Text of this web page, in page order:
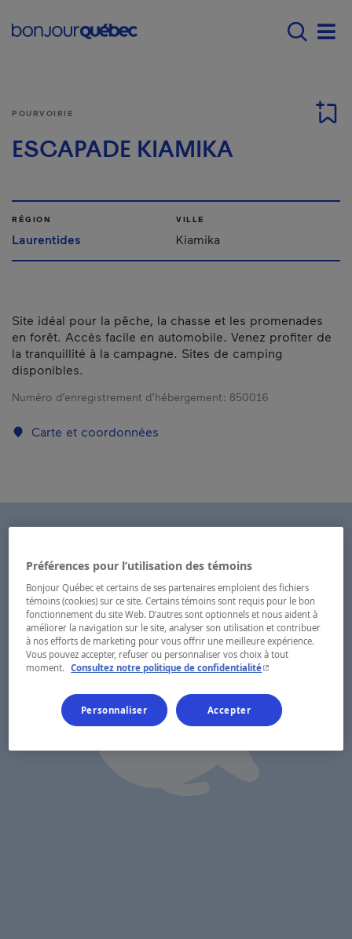
Main navigation -
POURVOIRIE
ESCAPADE KIAMIKA
RÉGION
Laurentides
VILLE
Kiamika
Site idéal pour la pêche, la chasse et les promenades
en forêt. Accès facile en automobile. Venez profiter de
la tranquillité à la campagne. Sites de camping
disponibles.
Numéro d’enregistrement d’hébergement : 850016
Carte et coordonnées
Préférences pour l’utilisation des témoins
Bonjour Québec et certains de ses partenaires emploient des fichiers
témoins (cookies) sur ce site. Certains témoins sont requis pour le bon
fonctionnement du site Web. D’autres sont optionnels et nous aident à
améliorer la navigation sur le site, analyser son utilisation et contribuer
à nos efforts de marketing pour vous offrir une meilleure expérience.
Vous pouvez accepter, refuser ou personnaliser vos choix à tout
moment.
Consultez notre politique de confidentialité- Cet hyperlien
Personnaliser Accepter